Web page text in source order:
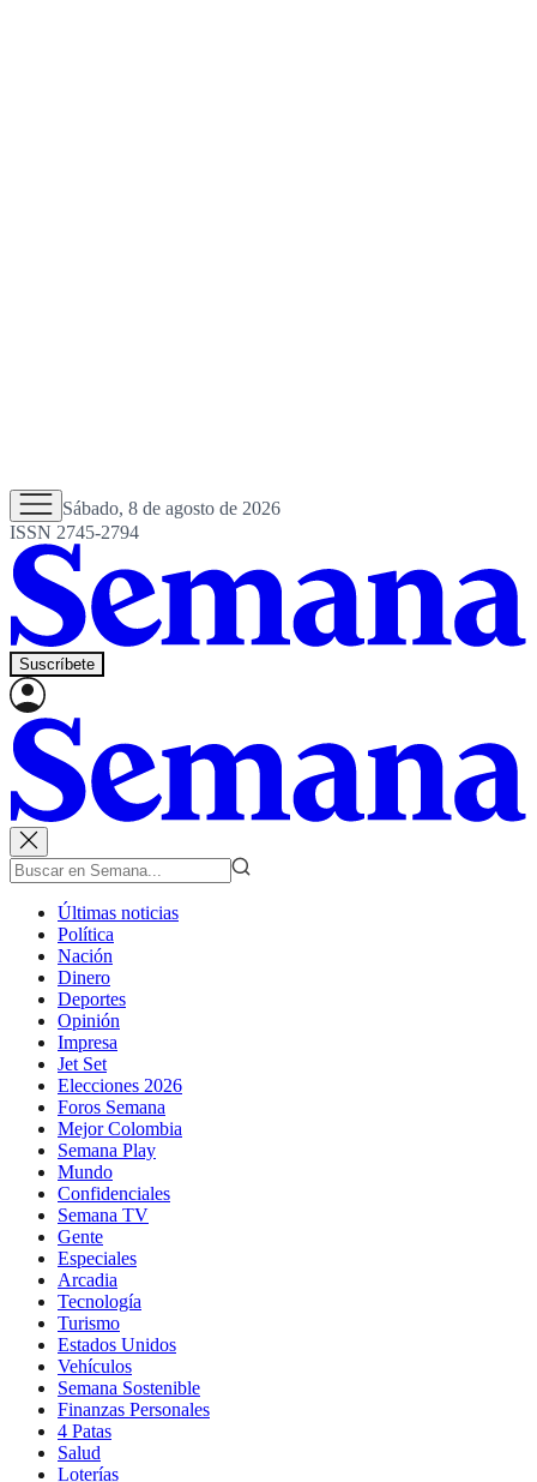
Sábado, 8 de agosto de 2026
ISSN 2745-2794
Suscríbete
Últimas noticias
Política
Nación
Dinero
Deportes
Opinión
Impresa
Jet Set
Elecciones 2026
Foros Semana
Mejor Colombia
Semana Play
Mundo
Confidenciales
Semana TV
Gente
Especiales
Arcadia
Tecnología
Turismo
Estados Unidos
Vehículos
Semana Sostenible
Finanzas Personales
4 Patas
Salud
Loterías